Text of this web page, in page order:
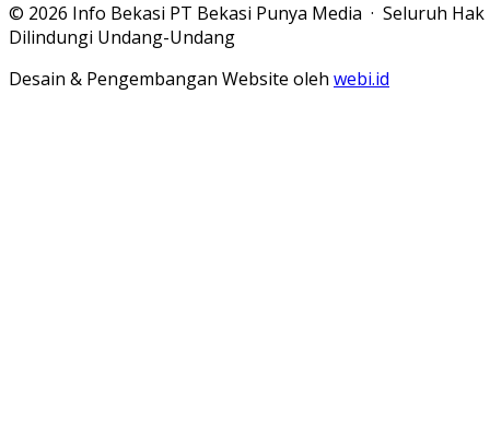
© 2026 Info Bekasi PT Bekasi Punya Media · Seluruh Hak
Dilindungi Undang-Undang
Desain & Pengembangan Website oleh webi.id